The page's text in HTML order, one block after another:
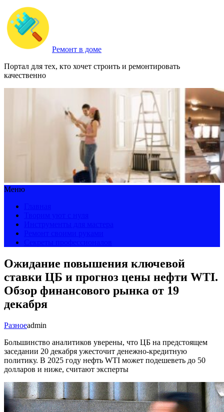
Ремонт в доме
Портал для тех, кто хочет строить и ремонтировать
качественно
Меню
Ожидание повышения ключевой
ставки ЦБ и прогноз цены нефти WTI.
Обзор финансового рынка от 19
декабря
Разноеadmin
Большинство аналитиков уверены, что ЦБ на предстоящем
заседании 20 декабря ужесточит денежно-кредитную
политику. В 2025 году нефть WTI может подешеветь до 50
долларов и ниже, считают эксперты